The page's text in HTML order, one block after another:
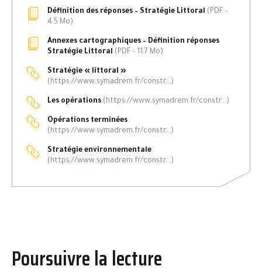
Définition des réponses – Stratégie Littoral (PDF -
4.5 Mo)
Annexes cartographiques – Définition réponses
Stratégie Littoral (PDF - 11.7 Mo)
Stratégie « littoral »
(https://www.symadrem.fr/constr...)
Les opérations (https://www.symadrem.fr/constr...)
Opérations terminées
(https://www.symadrem.fr/constr...)
Stratégie environnementale
(https://www.symadrem.fr/constr...)
Poursuivre la lecture